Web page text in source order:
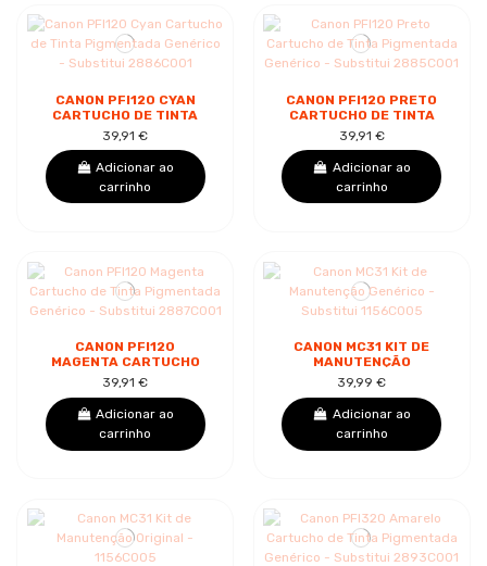
CANON PFI120 CYAN
CARTUCHO DE TINTA
PIGMENTADA
GENÉRICO -
SUBSTITUI 2886C001
39,91 €
Adicionar ao
carrinho
CANON PFI120 PRETO
CARTUCHO DE TINTA
PIGMENTADA
GENÉRICO -
SUBSTITUI 2885C001
39,91 €
Adicionar ao
carrinho
CANON PFI120
MAGENTA CARTUCHO
DE TINTA PIGMENTADA
GENÉRICO -
SUBSTITUI 2887C001
39,91 €
Adicionar ao
carrinho
CANON MC31 KIT DE
MANUTENÇÃO
GENÉRICO -
SUBSTITUI 1156C005
39,99 €
Adicionar ao
carrinho